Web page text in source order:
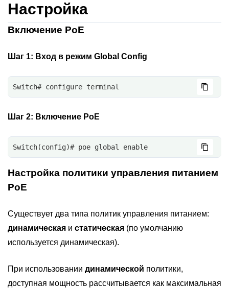
Настройка
Включение PoE
Шаг 1: Вход в режим Global Config
Switch# configure terminal
Шаг 2: Включение PoE
Switch(config)# poe global enable
Настройка политики управления питанием
PoE
Существует два типа политик управления питанием:
динамическая и статическая (по умолчанию
используется динамическая).
При использовании динамической политики,
доступная мощность рассчитывается как максимальная